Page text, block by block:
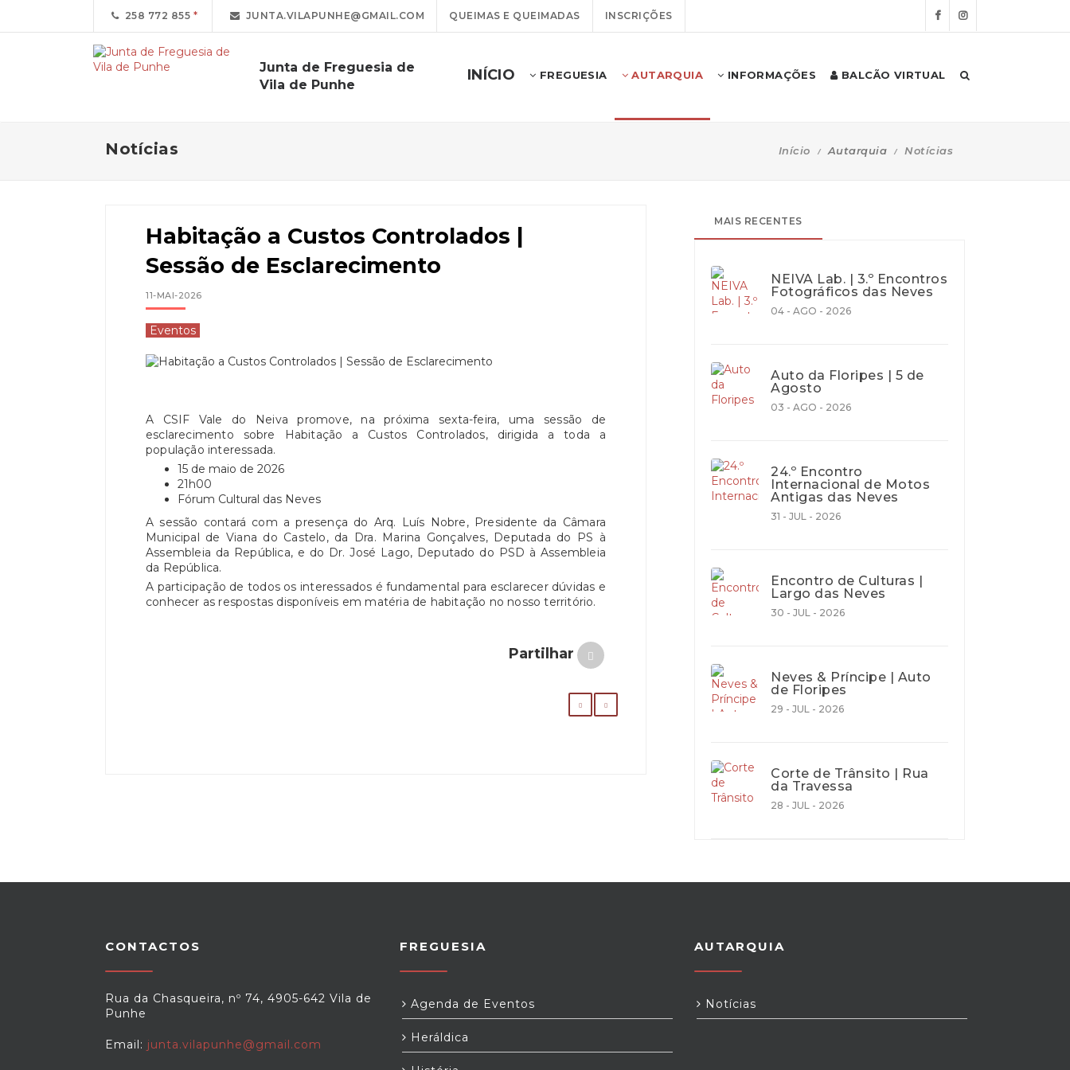
258 772 855 JUNTA.VILAPUNHE@GMAIL.COM QUEIMAS E QUEIMADAS INSCRIÇÕES
Junta de Freguesia de
Vila de Punhe
INÍCIO FREGUESIA AUTARQUIA INFORMAÇÕES BALCÃO VIRTUAL
Notícias Início Autarquia Notícias
Habitação a Custos Controlados |
Sessão de Esclarecimento
11-MAI-2026
Eventos
A CSIF Vale do Neiva promove, na próxima sexta-feira, uma sessão de
esclarecimento sobre Habitação a Custos Controlados, dirigida a toda a
população interessada.
15 de maio de 2026
21h00
Fórum Cultural das Neves
A sessão contará com a presença do Arq. Luís Nobre, Presidente da Câmara
Municipal de Viana do Castelo, da Dra. Marina Gonçalves, Deputada do PS à
Assembleia da República, e do Dr. José Lago, Deputado do PSD à Assembleia
da República.
A participação de todos os interessados é fundamental para esclarecer dúvidas e
conhecer as respostas disponíveis em matéria de habitação no nosso território.
Partilhar
MAIS RECENTES
NEIVA Lab. | 3.º Encontros
Fotográficos das Neves
04 - AGO - 2026
Auto da Floripes | 5 de
Agosto
03 - AGO - 2026
24.º Encontro
Internacional de Motos
Antigas das Neves
31 - JUL - 2026
Encontro de Culturas |
Largo das Neves
30 - JUL - 2026
Neves & Príncipe | Auto
de Floripes
29 - JUL - 2026
Corte de Trânsito | Rua
da Travessa
28 - JUL - 2026
CONTACTOS
Rua da Chasqueira, nº 74, 4905-642 Vila de
Punhe
Email: junta.vilapunhe@gmail.com
FREGUESIA
Agenda de Eventos
Heráldica
AUTARQUIA
Notícias